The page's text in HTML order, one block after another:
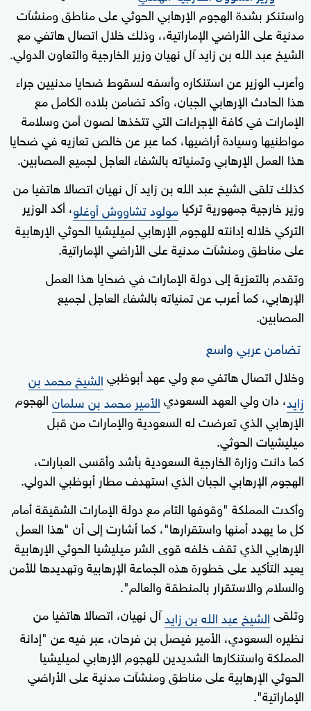
واستنكر بشدة الهجوم الإرهابي الحوثي على مناطق ومنشآت
مدنية على الأراضي الإماراتية،، وذلك خلال اتصال هاتفي مع
الشيخ عبد الله بن زايد آل نهيان وزير الخارجية والتعاون الدولي.
وأعرب الوزير عن استنكاره وأسفه لسقوط ضحايا مدنيين جراء
هذا الحادث الإرهابي الجبان، وأكد تضامن بلاده الكامل مع
الإمارات في كافة الإجراءات التي تتخذها لصون أمن وسلامة
مواطنيها وسيادة أراضيها، كما عبر عن خالص تعازيه في ضحايا
هذا العمل الإرهابي وتمنياته بالشفاء العاجل لجميع المصابين.
كذلك تلقى الشيخ عبد الله بن زايد آل نهيان اتصالا هاتفيا من
وزير خارجية جمهورية تركيامولود تشاووش أوغلو، أكد الوزير
التركي خلاله إدانته للهجوم الإرهابي لميليشيا الحوثي الإرهابية
على مناطق ومنشآت مدنية على الأراضي الإماراتية.
وتقدم بالتعزية إلى دولة الإمارات في ضحايا هذا العمل
الإرهابي، كما أعرب عن تمنياته بالشفاء العاجل لجميع
المصابين.
تضامن عربي واسع
وخلال اتصال هاتفي مع ولي عهد أبوظبيالشيخ محمد بن
زايد، دان ولي العهد السعوديالأمير محمد بن سلمانالهجوم
الإرهابي الذي تعرضت له السعودية والإمارات من قبل
ميليشيات الحوثي.
كما دانت وزارة الخارجية السعودية بأشد وأقسى العبارات،
الهجوم الإرهابي الجبان الذي استهدف مطار أبوظبي الدولي.
‌‎وأكدت المملكة "وقوفها التام مع دولة الإمارات الشقيقة أمام
كل ما يهدد أمنها واستقرارها"، كما أشارت إلى أن "هذا العمل
الإرهابي الذي تقف خلفه قوى الشر ميليشيا الحوثي الإرهابية
يعيد التأكيد على خطورة هذه الجماعة الإرهابية وتهديدها للأمن
والسلام والاستقرار بالمنطقة والعالم".
وتلقىالشيخ عبد الله بن زايدآل نهيان، اتصالا هاتفيا من
نظيره السعودي، الأمير فيصل بن فرحان، عبر فيه عن "إدانة
المملكة واستنكارها الشديدين للهجوم الإرهابي لميليشيا
الحوثي الإرهابية على مناطق ومنشآت مدنية على الأراضي
الإماراتية".